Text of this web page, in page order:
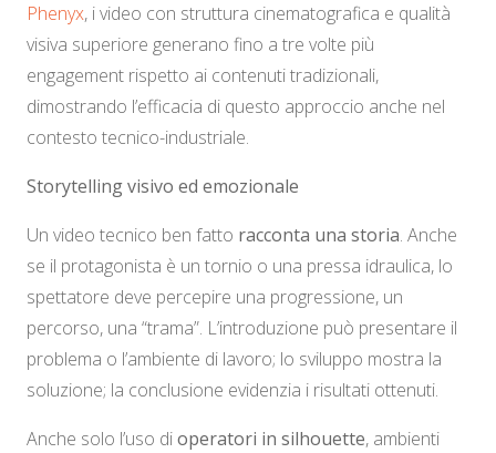
Phenyx, i video con struttura cinematografica e qualità
visiva superiore generano fino a tre volte più
engagement rispetto ai contenuti tradizionali,
dimostrando l’efficacia di questo approccio anche nel
contesto tecnico-industriale.
Storytelling visivo ed emozionale
Un video tecnico ben fatto racconta una storia. Anche
se il protagonista è un tornio o una pressa idraulica, lo
spettatore deve percepire una progressione, un
percorso, una “trama”. L’introduzione può presentare il
problema o l’ambiente di lavoro; lo sviluppo mostra la
soluzione; la conclusione evidenzia i risultati ottenuti.
Anche solo l’uso dioperatori in silhouette, ambienti